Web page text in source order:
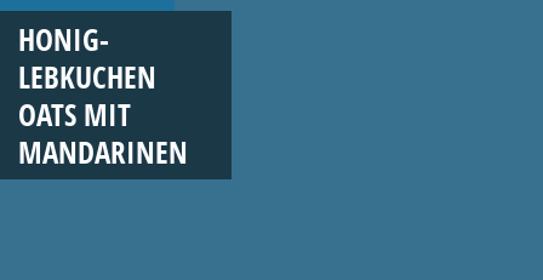
HONIG-
LEBKUCHEN
OATS MIT
MANDARINEN